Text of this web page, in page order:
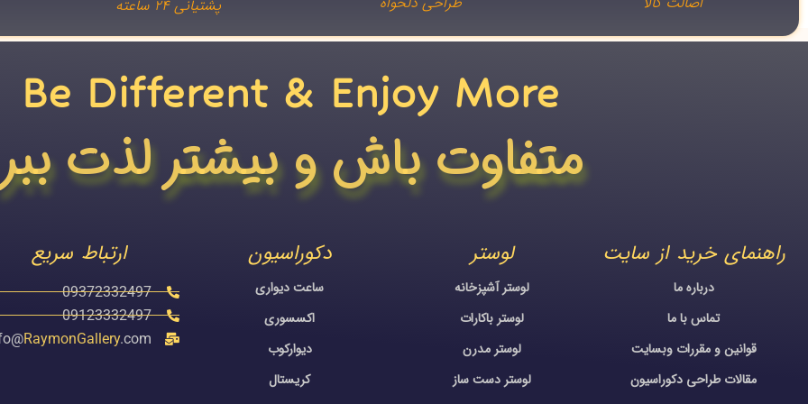
پشتیانی ۲۴ ساعته
Be Different & Enjoy More​
متفاوت باش و بیشتر لذت
راهنمای خرید از سایت
درباره ما
تماس با ما
قوانین و مقررات وبسایت
مقالات طراحی دکوراسیون
لوستر
لوستر آشپزخانه
لوستر باکارات
لوستر مدرن
لوستر دست ساز
دکوراسیون
ساعت دیواری
اکسسوری
دیوارکوب
کریستال
ارتباط سریع
09372332497
09123332497
RaymonGallery.com